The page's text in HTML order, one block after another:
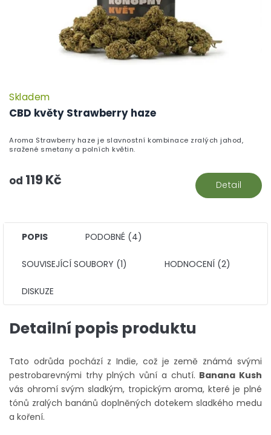
CBD květy Strawberry haze
Skladem
od 119 Kč Detail
Aroma Strawberry haze je slavnostní kombinace zralých jahod,
sražené smetany a polních květin.
POPIS PODOBNÉ (4)
SOUVISEJÍCÍ SOUBORY (1) HODNOCENÍ (2)
DISKUZE
Detailní popis produktu
Tato odrůda pochází z Indie, což je země známá svými
pestrobarevnými trhy plných vůní a chutí. Banana Kush
vás ohromí svým sladkým, tropickým aroma, které je plné
tónů zralých banánů doplněných dotekem sladkého medu
a koření.